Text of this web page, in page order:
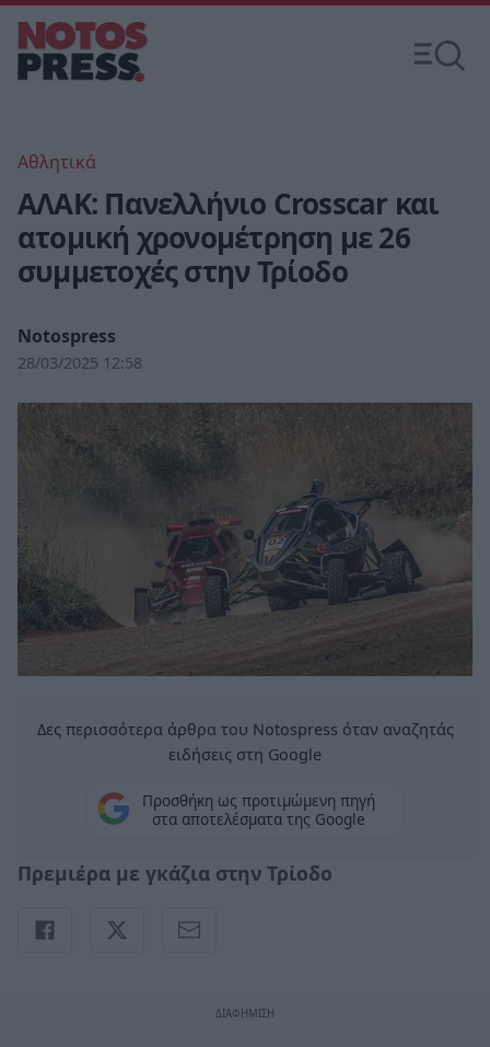
Αθλητικά
ΑΛΑΚ: Πανελλήνιο Crosscar και
ατομική χρονομέτρηση με 26
συμμετοχές στην Τρίοδο
Notospress
28/03/2025 12:58
Δες περισσότερα άρθρα του Notospress όταν αναζητάς
ειδήσεις στη Google
Προσθήκη ως προτιμώμενη πηγή
στα αποτελέσματα της Google
Πρεμιέρα με γκάζια στην Τρίοδο